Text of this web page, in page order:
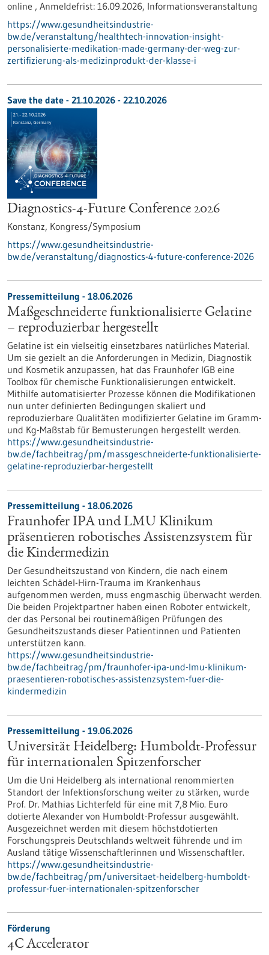
online , Anmeldefrist: 16.09.2026, Informationsveranstaltung
https://www.gesundheitsindustrie-
bw.de/veranstaltung/healthtech-innovation-insight-
personalisierte-medikation-made-germany-der-weg-zur-
zertifizierung-als-medizinprodukt-der-klasse-i
Save the date - 21.10.2026 - 22.10.2026
Diagnostics-4-Future Conference 2026
Konstanz, Kongress/Symposium
https://www.gesundheitsindustrie-
bw.de/veranstaltung/diagnostics-4-future-conference-2026
Pressemitteilung - 18.06.2026
Maßgeschneiderte funktionalisierte Gelatine
– reproduzierbar hergestellt
Gelatine ist ein vielseitig einsetzbares natürliches Material.
Um sie gezielt an die Anforderungen in Medizin, Diagnostik
und Kosmetik anzupassen, hat das Fraunhofer IGB eine
Toolbox für chemische Funktionalisierungen entwickelt.
Mithilfe automatisierter Prozesse können die Modifikationen
nun unter definierten Bedingungen skaliert und
reproduzierbare Qualitäten modifizierter Gelatine im Gramm-
und Kg-Maßstab für Bemusterungen hergestellt werden.
https://www.gesundheitsindustrie-
bw.de/fachbeitrag/pm/massgeschneiderte-funktionalisierte-
gelatine-reproduzierbar-hergestellt
Pressemitteilung - 18.06.2026
Fraunhofer IPA und LMU Klinikum
präsentieren robotisches Assistenzsystem für
die Kindermedizin
Der Gesundheitszustand von Kindern, die nach einem
leichten Schädel-Hirn-Trauma im Krankenhaus
aufgenommen werden, muss engmaschig überwacht werden.
Die beiden Projektpartner haben einen Roboter entwickelt,
der das Personal bei routinemäßigen Prüfungen des
Gesundheitszustands dieser Patientinnen und Patienten
unterstützen kann.
https://www.gesundheitsindustrie-
bw.de/fachbeitrag/pm/fraunhofer-ipa-und-lmu-klinikum-
praesentieren-robotisches-assistenzsystem-fuer-die-
kindermedizin
Pressemitteilung - 19.06.2026
Universität Heidelberg: Humboldt-Professur
für internationalen Spitzenforscher
Um die Uni Heidelberg als international renommierten
Standort der Infektionsforschung weiter zu stärken, wurde
Prof. Dr. Mathias Lichterfeld für eine mit 7,8 Mio. Euro
dotierte Alexander von Humboldt-Professur ausgewählt.
Ausgezeichnet werden mit diesem höchstdotierten
Forschungspreis Deutschlands weltweit führende und im
Ausland tätige Wissenschaftlerinnen und Wissenschaftler.
https://www.gesundheitsindustrie-
bw.de/fachbeitrag/pm/universitaet-heidelberg-humboldt-
professur-fuer-internationalen-spitzenforscher
Förderung
4C Accelerator